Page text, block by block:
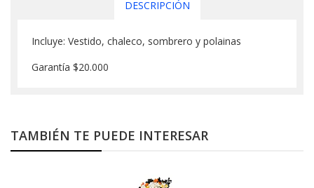
DESCRIPCIÓN
Incluye: Vestido, chaleco, sombrero y polainas
Garantía $20.000
TAMBIÉN TE PUEDE INTERESAR